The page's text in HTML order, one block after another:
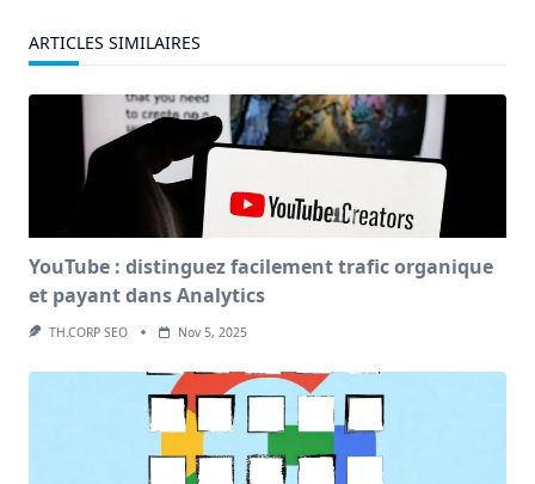
ARTICLES SIMILAIRES
YouTube : distinguez facilement trafic organique
et payant dans Analytics
TH.CORP SEO Nov 5, 2025